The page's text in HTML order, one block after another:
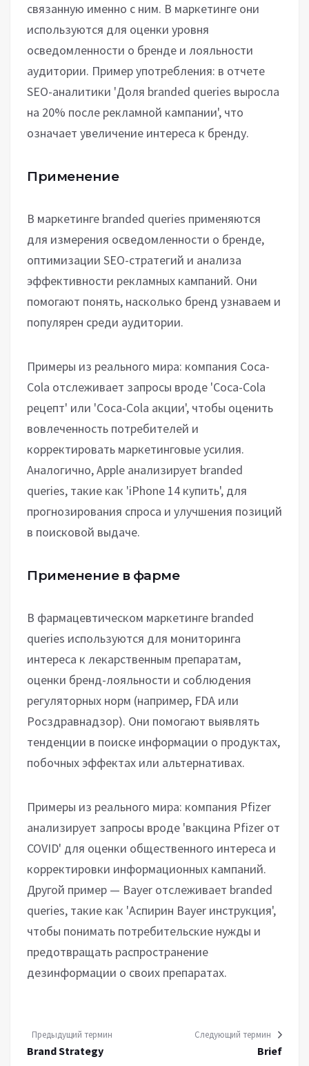
связанную именно с ним. В маркетинге они
используются для оценки уровня
осведомленности о бренде и лояльности
аудитории. Пример употребления: в отчете
SEO-аналитики 'Доля branded queries выросла
на 20% после рекламной кампании', что
означает увеличение интереса к бренду.
Применение
В маркетинге branded queries применяются
для измерения осведомленности о бренде,
оптимизации SEO-стратегий и анализа
эффективности рекламных кампаний. Они
помогают понять, насколько бренд узнаваем и
популярен среди аудитории.
Примеры из реального мира: компания Coca-
Cola отслеживает запросы вроде 'Coca-Cola
рецепт' или 'Coca-Cola акции', чтобы оценить
вовлеченность потребителей и
корректировать маркетинговые усилия.
Аналогично, Apple анализирует branded
queries, такие как 'iPhone 14 купить', для
прогнозирования спроса и улучшения позиций
в поисковой выдаче.
Применение в фарме
В фармацевтическом маркетинге branded
queries используются для мониторинга
интереса к лекарственным препаратам,
оценки бренд-лояльности и соблюдения
регуляторных норм (например, FDA или
Росздравнадзор). Они помогают выявлять
тенденции в поиске информации о продуктах,
побочных эффектах или альтернативах.
Примеры из реального мира: компания Pfizer
анализирует запросы вроде 'вакцина Pfizer от
COVID' для оценки общественного интереса и
корректировки информационных кампаний.
Другой пример — Bayer отслеживает branded
queries, такие как 'Аспирин Bayer инструкция',
чтобы понимать потребительские нужды и
предотвращать распространение
дезинформации о своих препаратах.
Предыдущий термин
Brand Strategy
Следующий термин
Brief